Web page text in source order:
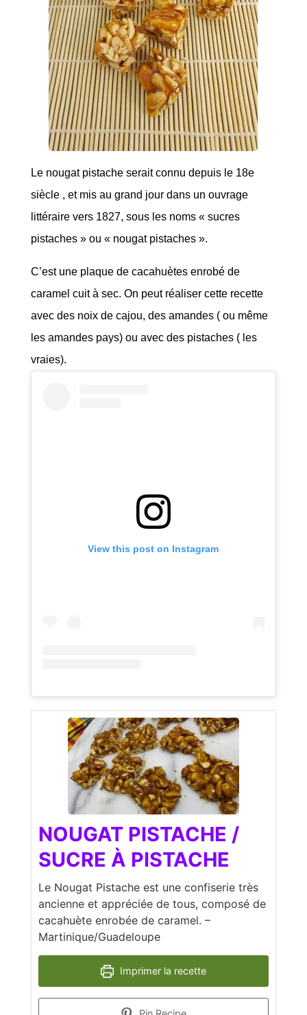
Le nougat pistache serait connu depuis le 18e
siècle , et mis au grand jour dans un ouvrage
littéraire vers 1827, sous les noms « sucres
pistaches » ou « nougat pistaches ».
C’est une plaque de cacahuètes enrobé de
caramel cuit à sec. On peut réaliser cette recette
avec des noix de cajou, des amandes ( ou même
les amandes pays) ou avec des pistaches ( les
vraies).
View this post on Instagram
NOUGAT PISTACHE /
SUCRE À PISTACHE
Le Nougat Pistache est une confiserie très
ancienne et appréciée de tous, composé de
cacahuète enrobée de caramel. –
Martinique/Guadeloupe
Imprimer la recette